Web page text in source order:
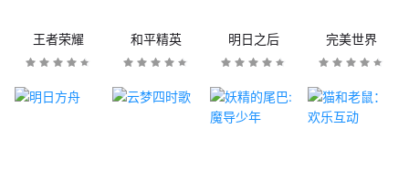
王者荣耀 和平精英 明日之后 完美世界